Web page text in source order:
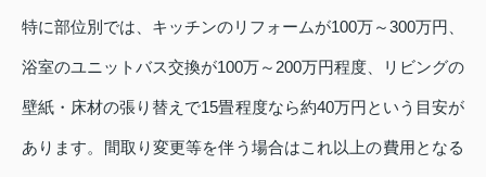
特に部位別では、キッチンのリフォームが100万～300万円、
浴室のユニットバス交換が100万～200万円程度、リビングの
壁紙・床材の張り替えで15畳程度なら約40万円という目安が
あります。間取り変更等を伴う場合はこれ以上の費用となる